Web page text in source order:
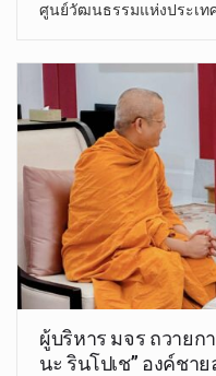
ศูนย์วัฒนธรรมแห่งประเทศ
ผู้บริหาร มจร ถวายก
นะ รินโปเช” องค์ชา